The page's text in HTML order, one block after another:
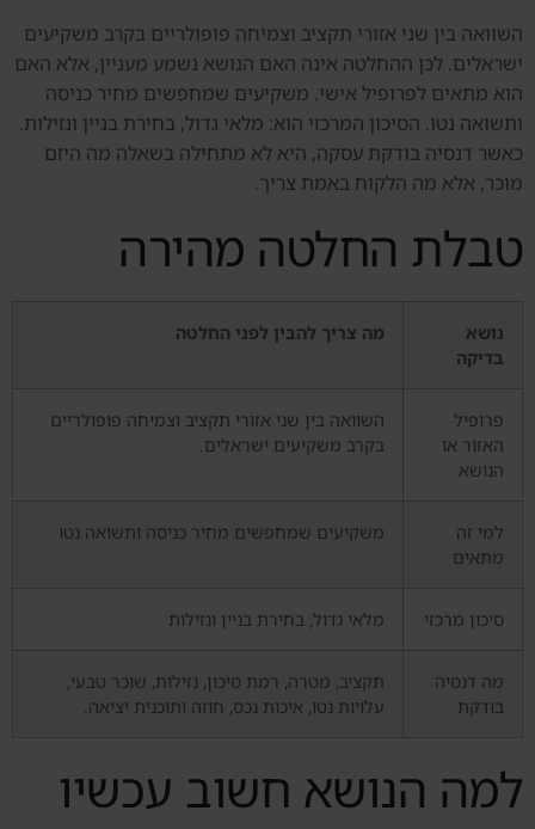
השוואה בין שני אזורי תקציב וצמיחה פופולריים בקרב משקיעים
ישראלים. לכן ההחלטה אינה האם הנושא נשמע מעניין, אלא האם
הוא מתאים לפרופיל אישי. משקיעים שמחפשים מחיר כניסה
ותשואה נטו. הסיכון המרכזי הוא: מלאי גדול, בחירת בניין ונזילות.
כאשר דנסיה בודקת עסקה, היא לא מתחילה בשאלה מה היזם
מוכר, אלא מה הלקוח באמת צריך.
טבלת החלטה מהירה
נושא
בדיקה
מה צריך להבין לפני החלטה
פרופיל
האזור או
הנושא
השוואה בין שני אזורי תקציב וצמיחה פופולריים
בקרב משקיעים ישראלים.
למי זה
מתאים
משקיעים שמחפשים מחיר כניסה ותשואה נטו
סיכון מרכזי מלאי גדול, בחירת בניין ונזילות
מה דנסיה
בודקת
תקציב, מטרה, רמת סיכון, נזילות, שוכר טבעי,
עלויות נטו, איכות נכס, חוזה ותוכנית יציאה.
למה הנושא חשוב עכשיו